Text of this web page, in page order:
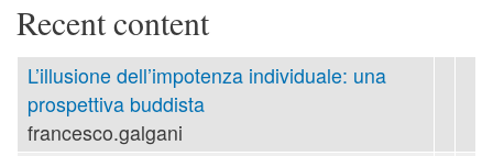
Recent content
L’illusione dell’impotenza individuale: una
prospettiva buddista
francesco.galgani